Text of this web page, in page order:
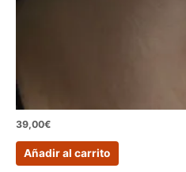
39,00€
Añadir al carrito